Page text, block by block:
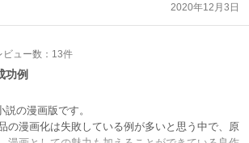
2020年12月3日
ビュー数：13件
功例
の漫画版です。
の漫画化は失敗している例が多いと思う中で、原